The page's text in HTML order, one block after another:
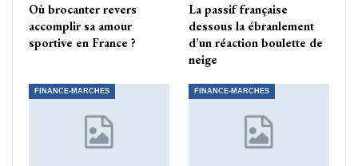
Où brocanter revers
accomplir sa amour
sportive en France ?
La passif française
dessous la ébranlement
d’un réaction boulette de
neige
FINANCE-MARCHES FINANCE-MARCHES